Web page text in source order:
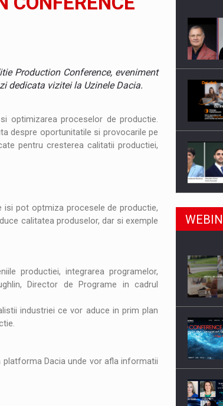
privind ambalajele pot risca retragerea produselor din
IN ROMANIA
pietei de transport paletizat din Romania, preiau
ROVER GT
o gama extinsa de variante atragatoare
Production Conference, eveniment
dedicata vizitei la Uzinele Dacia.
optimizarea proceselor de productie.
despre oportunitatile si provocarile pe
pentru cresterea calitatii productiei,
pot optmiza procesele de productie,
calitatea produselor, dar si exemple
productiei, integrarea programelor,
Director de Programe in cadrul
industriei ce vor aduce in prim plan
Dacia unde vor afla informatii